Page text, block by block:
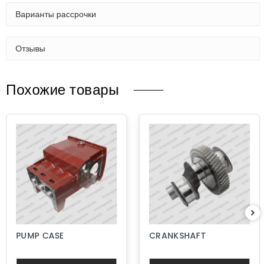
Варианты рассрочки
Отзывы
Похожие товары
PUMP CASE CRANKSHAFT